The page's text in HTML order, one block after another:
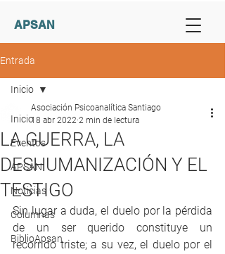
APSAN
Entrada
Inicio
Eventos
APSAN
Noticias
Columnas
BiblioApsan
Inicio
LA GUERRA, LA
DESHUMANIZACIÓN Y EL
TESTIGO
Asociación Psicoanalítica Santiago
18 abr 2022 2 min de lectura
Sin lugar a duda, el duelo por la pérdida
de un ser querido constituye un
recorrido triste; a su vez, el duelo por el